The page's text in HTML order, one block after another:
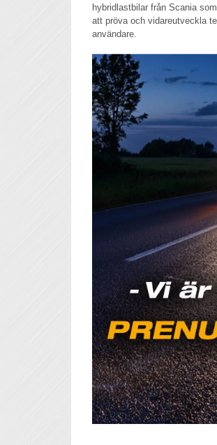
hybridlastbilar från Scania
att pröva och vidareutveckla
användare.